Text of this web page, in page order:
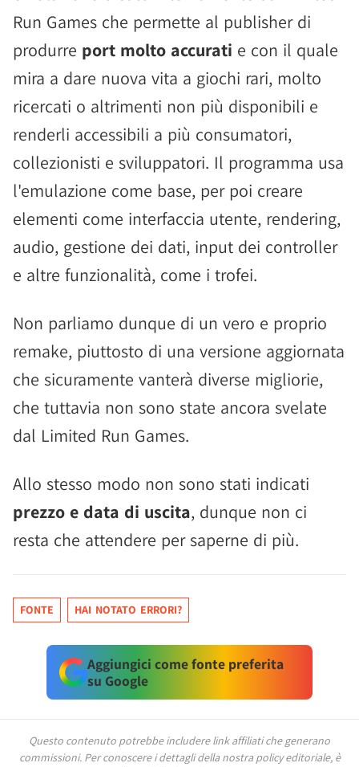
Run Games che permette al publisher di
produrre port molto accurati e con il quale
mira a dare nuova vita a giochi rari, molto
ricercati o altrimenti non più disponibili e
renderli accessibili a più consumatori,
collezionisti e sviluppatori. Il programma usa
l'emulazione come base, per poi creare
elementi come interfaccia utente, rendering,
audio, gestione dei dati, input dei controller
e altre funzionalità, come i trofei.
Non parliamo dunque di un vero e proprio
remake, piuttosto di una versione aggiornata
che sicuramente vanterà diverse migliorie,
che tuttavia non sono state ancora svelate
dal Limited Run Games.
Allo stesso modo non sono stati indicati
prezzo e data di uscita, dunque non ci
resta che attendere per saperne di più.
FONTE HAI NOTATO ERRORI?
Aggiungici come fonte preferita
su Google
Questo contenuto potrebbe includere link affiliati che generano
commissioni. Per conoscere i dettagli della nostra policy editoriale, è